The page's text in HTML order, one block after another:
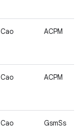
Cao ACPM
Cao ACPM
Cao GsmSs